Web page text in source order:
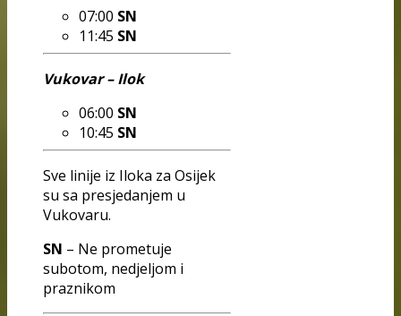
07:00 SN
11:45 SN
Vukovar – Ilok
06:00 SN
10:45 SN
Sve linije iz Iloka za Osijek
su sa presjedanjem u
Vukovaru.
SN – Ne prometuje
subotom, nedjeljom i
praznikom